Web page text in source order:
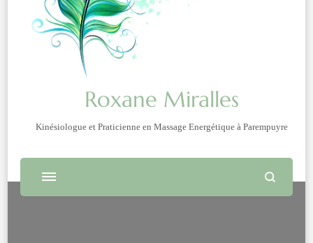
Roxane Miralles
Kinésiologue et Praticienne en Massage Energétique à Parempuyre